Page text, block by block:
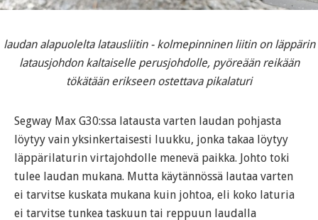
laudan alapuolelta latausliitin - kolmepinninen liitin on läppärin
latausjohdon kaltaiselle perusjohdolle, pyöreään reikään
tökätään erikseen ostettava pikalaturi
Segway Max G30:ssa latausta varten laudan pohjasta
löytyy vain yksinkertaisesti luukku, jonka takaa löytyy
läppärilaturin virtajohdolle menevä paikka. Johto toki
tulee laudan mukana. Mutta käytännössä lautaa varten
ei tarvitse kuskata mukana kuin johtoa, eli koko laturia
ei tarvitse tunkea taskuun tai reppuun laudalla